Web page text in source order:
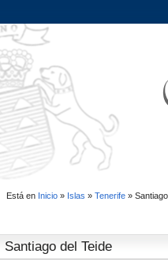
Está en Inicio» Islas » Tenerife»
Santiago del Teide